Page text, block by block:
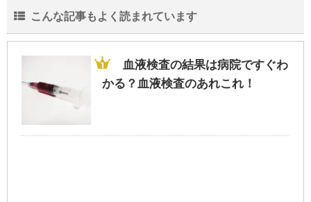
こんな記事もよく読まれています
血液検査の結果は病院ですぐわ
かる？血液検査のあれこれ！